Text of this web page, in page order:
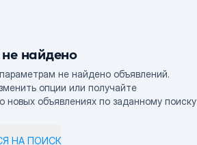
найдено
не найдено объявлений.
опции или получайте
новых объявлениях по заданному поиску
НА ПОИСК